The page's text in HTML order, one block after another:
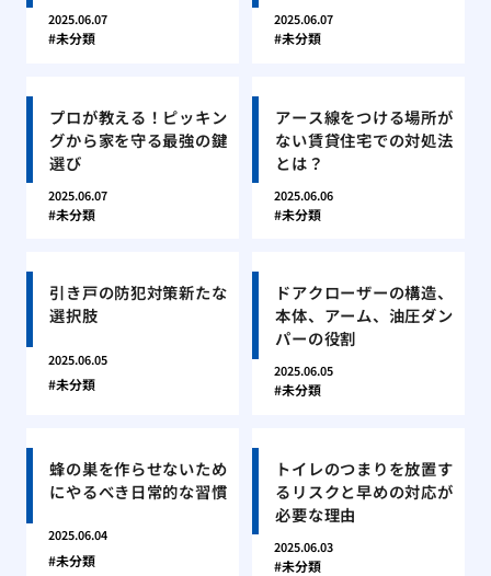
2025.06.07
未分類
2025.06.07
未分類
プロが教える！ピッキン
グから家を守る最強の鍵
選び
2025.06.07
未分類
アース線をつける場所が
ない賃貸住宅での対処法
とは？
2025.06.06
未分類
引き戸の防犯対策新たな
選択肢
2025.06.05
未分類
ドアクローザーの構造、
本体、アーム、油圧ダン
パーの役割
2025.06.05
未分類
蜂の巣を作らせないため
にやるべき日常的な習慣
2025.06.04
未分類
トイレのつまりを放置す
るリスクと早めの対応が
必要な理由
2025.06.03
未分類